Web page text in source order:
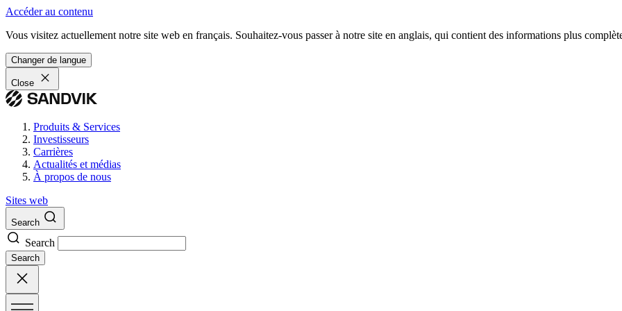
Accéder au contenu
Vous visitez actuellement notre site web en français. Souhaitez-vous passer à notre site en anglais, qui contient des informations plus
Changer de langue
Close
Produits & Services
Investisseurs
Carrières
Actualités et médias
À propos de nous
Sites web
Search
Search
Search